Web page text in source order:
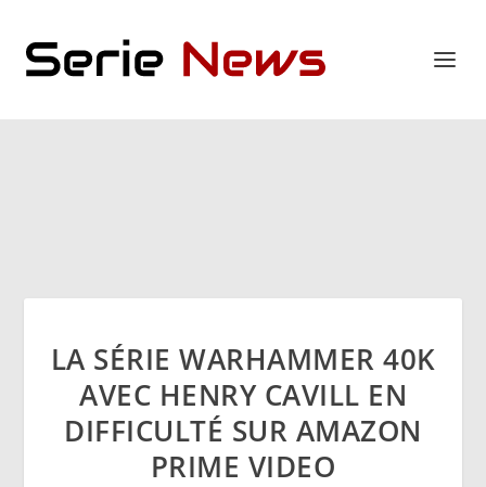
LA SÉRIE WARHAMMER 40K
AVEC HENRY CAVILL EN
DIFFICULTÉ SUR AMAZON
PRIME VIDEO